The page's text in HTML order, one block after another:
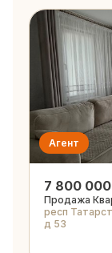
Агент
7 800
Продажа
респ
д 53